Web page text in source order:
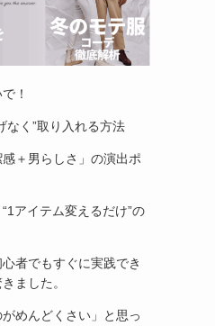
！
なく”取り入れる方法
感＋男らしさ」の演出ポ
アイテム変えるだけ”の
者でもすぐに実践でき
ました。
めんどくさい」と思っ